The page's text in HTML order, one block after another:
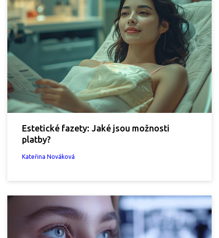
Estetické fazety: Jaké jsou možnosti
platby?
Kateřina Nováková